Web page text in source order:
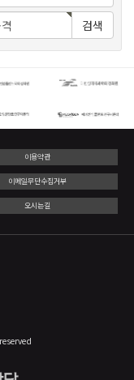
검색
이용약관
이메일무단수집거부
오시는길